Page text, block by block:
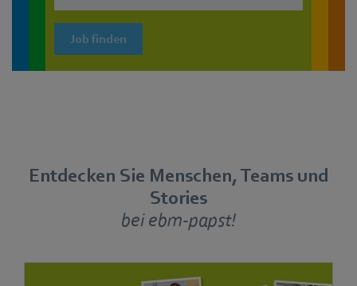
Job finden
Entdecken Sie Menschen, Teams und
Stories
bei ebm-papst!